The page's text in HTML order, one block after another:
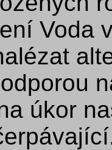
Voda
úkor